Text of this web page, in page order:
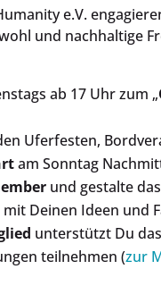
e.V.
und nachhaltige
ab 17 Uhr zum „
Uferfesten,
am Sonntag
und gestalte
Deinen Ideen und
unterstützt Du
teilnehmen (zur